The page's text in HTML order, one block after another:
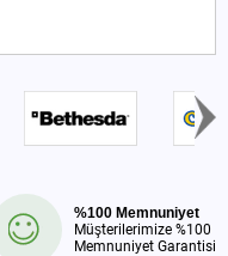
%100 Memnuniyet
Müşterilerimize %100
Memnuniyet Garantisi